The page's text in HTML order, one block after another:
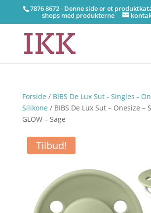
7876 8672 - Denne side er et
shops med produkterne
Forside/ BIBS De Lux Sut - Singles -
Silikone/ BIBS De Lux Sut – Onesize –
GLOW – Sage
Tilbud!